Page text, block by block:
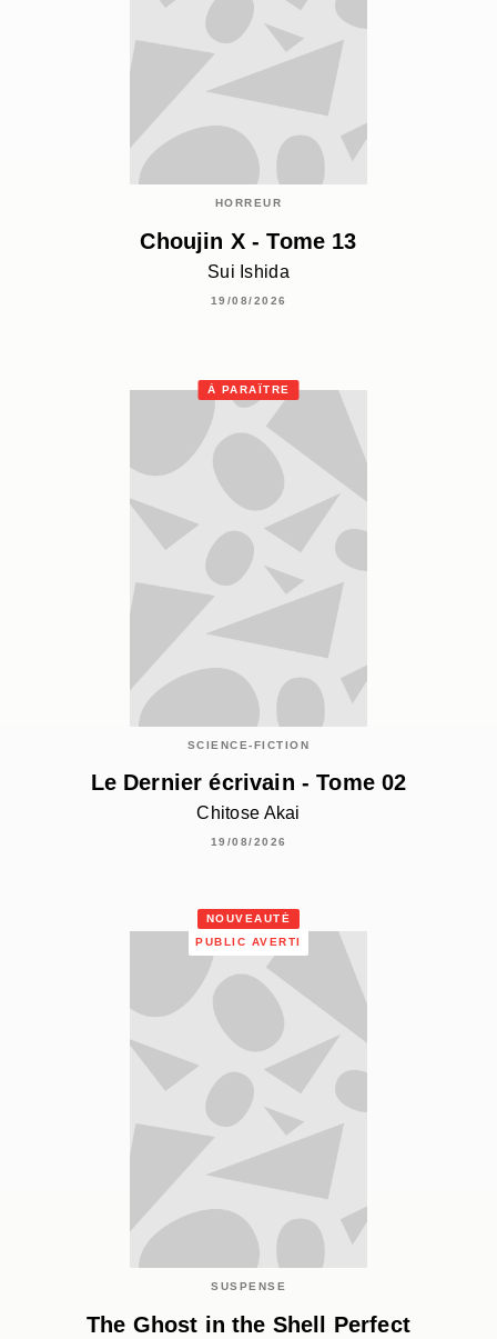
HORREUR
Choujin X - Tome 13
Sui Ishida
19/08/2026
À PARAÎTRE
SCIENCE-FICTION
Le Dernier écrivain - Tome 02
Chitose Akai
19/08/2026
NOUVEAUTÉ
PUBLIC AVERTI
SUSPENSE
The Ghost in the Shell Perfect